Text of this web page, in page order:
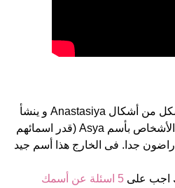
Asya هو اسم فتاة. الأسم شكل من أشكال Anastasiya و ينشأ
من العبرية. على موقعنا 89 الأشخاص بأسم Asya (قدر اسمائهم
5 يبدو انهم راضون جدا. فى الخارج هذا أسم جيد
5 اسئلة عن أسمك